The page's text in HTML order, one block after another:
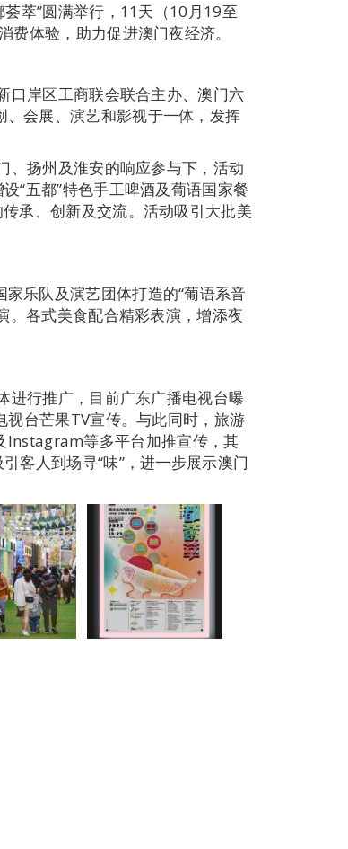
萃”圆满举行，11天（10月19至
体验，助力促进澳门夜经济。
口岸区工商联会联合主办、澳门六
会展、演艺和影视于一体，发挥
、扬州及淮安的响应参与下，活动
“五都”特色手工啤酒及葡语国家餐
承、创新及交流。活动吸引大批美
乐队及演艺团体打造的“葡语系音
。各式美食配合精彩表演，增添夜
进行推广，目前广东广播电视台曝
台芒果TV宣传。与此同时，旅游
Instagram等多平台加推宣传，其
客人到场寻“味”，进一步展示澳门